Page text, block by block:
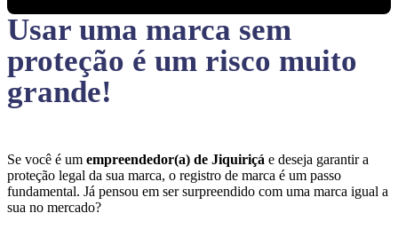
Usar uma marca sem
proteção é um risco muito
grande!
Se você é um empreendedor(a) de Jiquiriçá e deseja garantir a
proteção legal da sua marca, o registro de marca é um passo
fundamental. Já pensou em ser surpreendido com uma marca igual a
sua no mercado?